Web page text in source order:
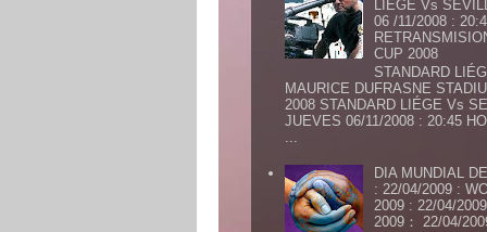
LIÉGE Vs
06 /11/2008 :
CUP 2008
STANDARD
MAURICE DUFRASNE
2008 STANDARD LIÉGE Vs
JUEVES 06/11/2008 : 20:45
...
DIA MUNDIAL
: 22/04/2009 :
2009 : 22/04/
2009： 22/04/